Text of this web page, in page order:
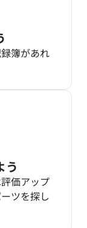
簿があれ
う
価アップ
ツを探し